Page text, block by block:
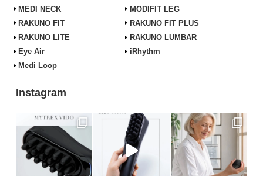
MEDI NECK
MODIFIT LEG
RAKUNO FIT
RAKUNO FIT PLUS
RAKUNO LITE
RAKUNO LUMBAR
Eye Air
iRhythm
Medi Loop
Instagram